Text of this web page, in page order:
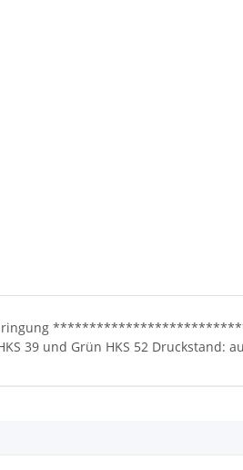
anzeigen
HKS 39 und Grün HKS 52